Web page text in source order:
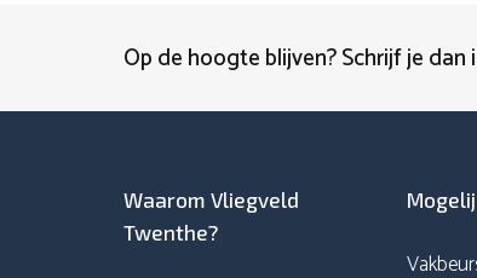
Op de hoogte blijven? Schrijf je
Waarom Vliegveld
Twenthe?